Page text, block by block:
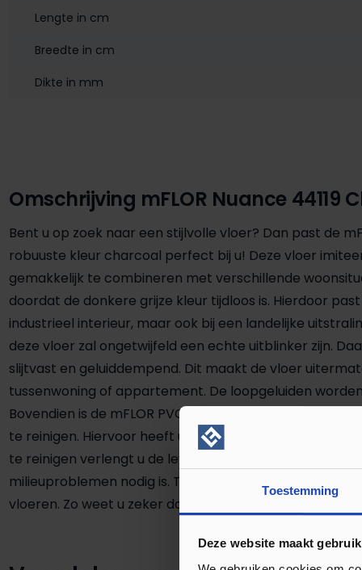
Toestemming
Deze website maakt
Lengte in cm
Breedte in cm
Dikte in mm
Omschrijving mFLOR Nuance 44119
Bent u op zoek naar een stijlvolle vloer? Dan past de
robuuste kleur charcoal perfect bij u! Deze vloer
gemakkelijk te combineren met verschillende
doordat de donkere grijze kleur tijdloos is. Hierdoor
industrieel interieur, maar ook bij een landelijke
deze vloer zal ongetwijfeld een echte uitblinker zijn.
slijtvast en geluiddempend. Dit maakt de vloer
tussenwoning of appartement. De loopgeluiden
Bovendien is de mFLOR PVC vloer Nuance 44119 in de
te reinigen. Hiervoor heeft u slechts een stofzuiger en
te reinigen verlengt u de levensduur van uw nieuwe
milieuproblemen nodig is. Toch geniet u standaard van
vloeren. Zo weet u zeker dat uw PVC vloer duurzaam in